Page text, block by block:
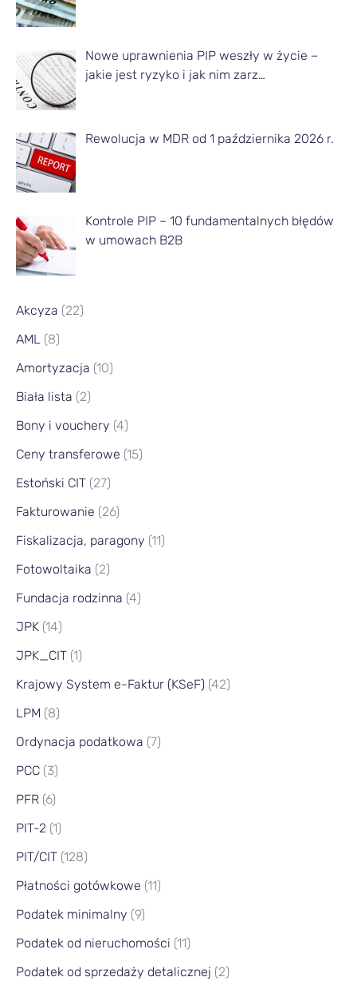
Nowe uprawnienia PIP weszły w życie –
jakie jest ryzyko i jak nim zarz…
Rewolucja w MDR od 1 października 2026 r.
Kontrole PIP – 10 fundamentalnych błędów
w umowach B2B
Akcyza (22)
AML (8)
Amortyzacja (10)
Biała lista (2)
Bony i vouchery (4)
Ceny transferowe (15)
Estoński CIT (27)
Fakturowanie (26)
Fiskalizacja, paragony (11)
Fotowoltaika (2)
Fundacja rodzinna (4)
JPK (14)
JPK_CIT (1)
Krajowy System e-Faktur (KSeF) (42)
LPM (8)
Ordynacja podatkowa (7)
PCC (3)
PFR (6)
PIT-2 (1)
PIT/CIT (128)
Płatności gotówkowe (11)
Podatek minimalny (9)
Podatek od nieruchomości (11)
Podatek od sprzedaży detalicznej (2)
o
i
e
i
ą
c
a